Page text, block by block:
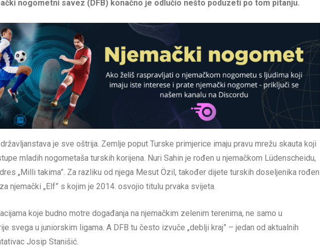
nogometni savez (DFB) konačno je odlučio nešto poduzeti po tom pitanju.
je sve oštrija. Zemlje poput Turske primjerice imaju pravu mrežu skauta koji
mladih nogometaša turskih korijena. Nuri Sahin je rođen u njemačkom Lüdenscheidu,
„Milli takima”. Za razliku od njega Mesut Özil, također dijete turskih doseljenika rođen
njemački „Elf” s kojim je 2014. osvojio titulu prvaka svijeta.
koje budno motre događanja na njemačkim zelenim terenima, ne samo u
svega u juniorskim ligama. A DFB tu često izvuče „deblji kraj” – jedan od aktualnih
Josip Stanišić.